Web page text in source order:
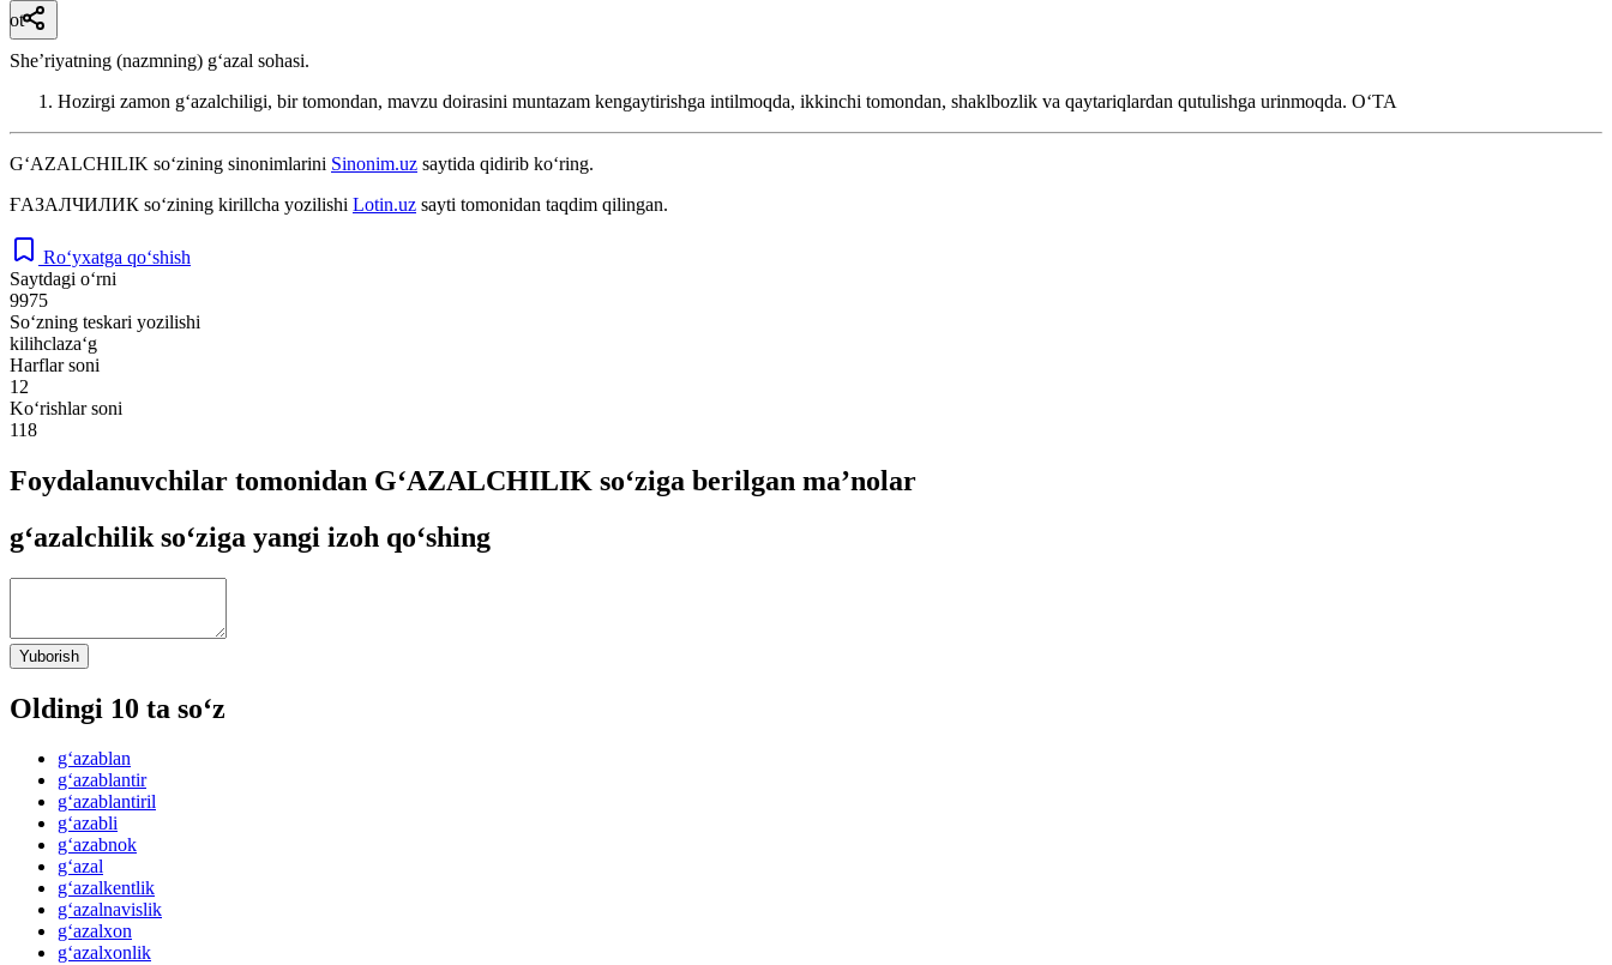
ot
Sheʼriyatning (nazmning) gʻazal sohasi.
Hozirgi zamon gʻazalchiligi, bir tomondan, mavzu doirasini muntazam kengaytirishga intilmoqda, ikkinchi tomondan, shaklbozlik va qaytariqlardan qutulishga urinmoqda. OʻTA
G‘AZALCHILIK so‘zining sinonimlarini Sinonim.uz saytida qidirib ko‘ring.
ҒАЗАЛЧИЛИК so‘zining kirillcha yozilishi Lotin.uz sayti tomonidan taqdim qilingan.
Ro‘yxatga qo‘shish
Saytdagi o‘rni
9975
So‘zning teskari yozilishi
kilihclaza‘g
Harflar soni
12
Ko‘rishlar soni
118
Foydalanuvchilar tomonidan G‘AZALCHILIK so‘ziga berilgan ma’nolar
g‘azalchilik so‘ziga yangi izoh qo‘shing
Yuborish
Oldingi 10 ta so‘z
g‘azablan
g‘azablantir
g‘azablantiril
g‘azabli
g‘azabnok
g‘azal
g‘azalkentlik
g‘azalnavislik
g‘azalxon
g‘azalxonlik